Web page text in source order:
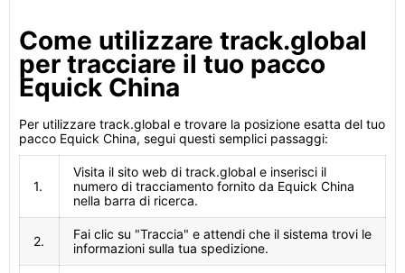
Come utilizzare track.global
per tracciare il tuo pacco
Equick China
Per utilizzare track.global e trovare la posizione esatta del tuo
pacco Equick China, segui questi semplici passaggi:
1.
Visita il sito web di track.global e inserisci il
numero di tracciamento fornito da Equick China
nella barra di ricerca.
2.
Fai clic su "Traccia" e attendi che il sistema trovi le
informazioni sulla tua spedizione.